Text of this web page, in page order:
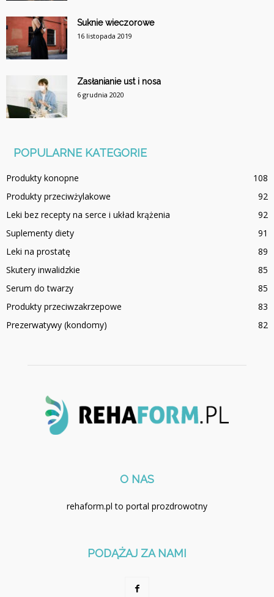
Suknie wieczorowe
16 listopada 2019
Zasłanianie ust i nosa
6 grudnia 2020
POPULARNE KATEGORIE
Produkty konopne
108
Produkty przeciwżylakowe
92
Leki bez recepty na serce i układ krążenia
92
Suplementy diety
91
Leki na prostatę
89
Skutery inwalidzkie
85
Serum do twarzy
85
Produkty przeciwzakrzepowe
83
Prezerwatywy (kondomy)
82
O NAS
rehaform.pl to portal prozdrowotny
PODĄŻAJ ZA NAMI